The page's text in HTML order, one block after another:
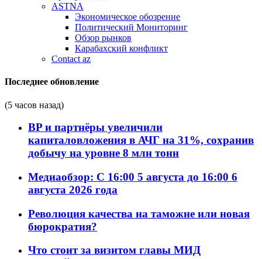
ASTNA
Экономическое обозрение
Политический Мониторинг
Обзор рынков
Карабахский конфликт
Contact az
Последнее обновление
(5 часов назад)
BP и партнёры увеличили
капиталовложения в АЧГ на 31%, сохранив
добычу на уровне 8 млн тонн
Медиаобзор: С 16:00 5 августа до 16:00 6
августа 2026 года
Революция качества на таможне или новая
бюрократия?
Что стоит за визитом главы МИД